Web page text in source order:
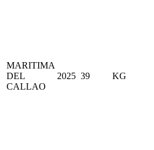
MARITIMA
DEL
CALLAO
2025 39 KG